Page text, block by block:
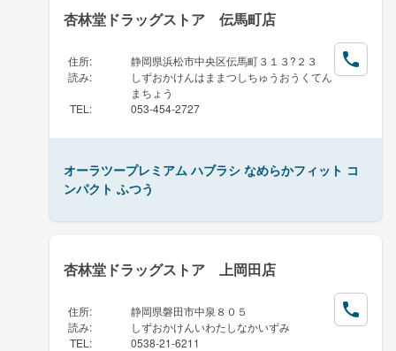
杏林堂ドラッグストア 伝馬町店
住所:
静岡県浜松市中央区伝馬町３１３?２３
読み:
しずおかけんはままつしちゅうおうくてん
まちょう
TEL : 053-454-2727
オーラツープレミアム ハブラシ なめらかフィット コ
ンパクト ふつう
杏林堂ドラッグストア 上岡田店
住所:
静岡県磐田市中泉８０５
読み:
しずおかけんいわたしなかいずみ
TEL : 0538-21-6211